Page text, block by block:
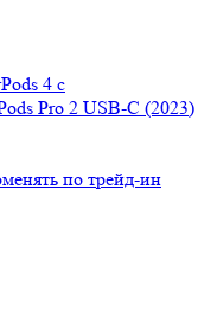
4 c
Pro 2 USB-C (2023)
по трейд-ин